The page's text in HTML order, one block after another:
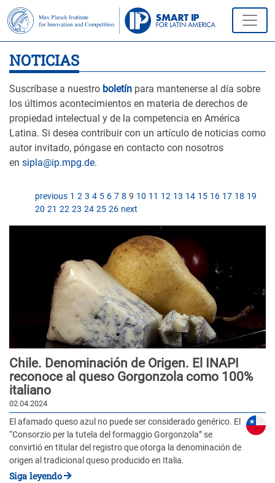
NOTICIAS
Suscríbase a nuestro boletín para mantenerse al día sobre
los últimos acontecimientos en materia de derechos de
propiedad intelectual y de la competencia en América
Latina. Si desea contribuir con un artículo de noticias como
autor invitado, póngase en contacto con nosotros
en sipla@ip.mpg.de.
previous 1 2 3 4 5 6 7 8 9 10 11 12 13 14 15 16 17 18 19
20 21 22 23 24 25 26 next
Chile. Denominación de Origen. El INAPI
reconoce al queso Gorgonzola como 100%
italiano
02.04.2024
El afamado queso azul no puede ser considerado genérico. El
“Consorzio per la tutela del formaggio Gorgonzola” se
convirtió en titular del registro que otorga la denominación de
origen al tradicional queso producido en Italia.
Siga leyendo